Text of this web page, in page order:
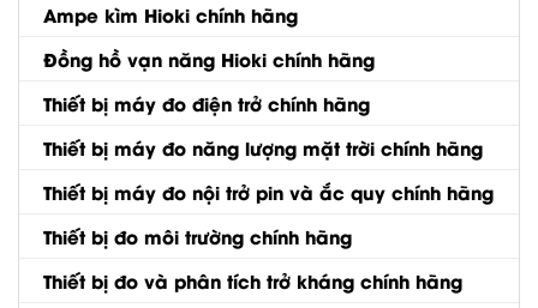
Ampe kìm Hioki chính hãng
Đồng hồ vạn năng Hioki chính hãng
Thiết bị máy đo điện trở chính hãng
Thiết bị máy đo năng lượng mặt trời chính hãng
Thiết bị máy đo nội trở pin và ắc quy chính hãng
Thiết bị đo môi trường chính hãng
Thiết bị đo và phân tích trở kháng chính hãng